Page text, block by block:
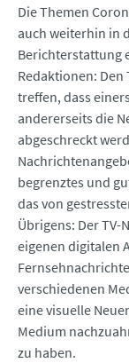
Die Themen
auch weiterhin in
Berichterstattung
Redaktionen: Den
treffen, dass
andererseits die
abgeschreckt
begrenztes und
das von
Übrigens: Der
eigenen digitalen
verschiedenen
eine visuelle
Medium
zu haben.